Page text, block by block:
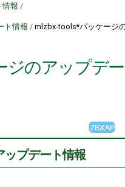
情報 /
ト情報 / mlzbx-tools*パッケージ
ジのアップデー
プデート情報